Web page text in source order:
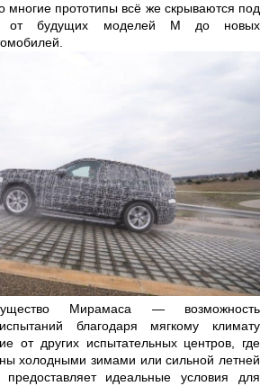
многие прототипы всё же скрываются под
от будущих моделей M до новых
Мирамаса — возможность
благодаря мягкому климату
от других испытательных центров, где
холодными зимами или сильной летней
идеальные условия для